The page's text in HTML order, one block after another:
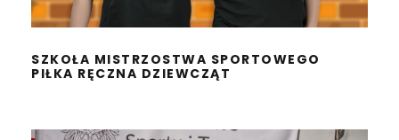
SZKOŁA MISTRZOSTWA SPORTOWEGO
PIŁKA RĘCZNA DZIEWCZĄT